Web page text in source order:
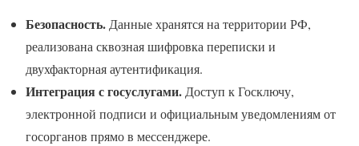
Безопасность. Данные хранятся на территории РФ,
реализована сквозная шифровка переписки и
двухфакторная аутентификация.
Интеграция с госуслугами. Доступ к Госключу,
электронной подписи и официальным уведомлениям от
госорганов прямо в мессенджере.